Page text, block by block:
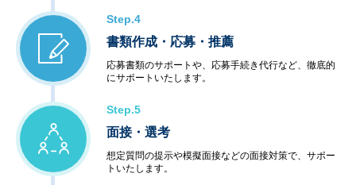
Step.4
書類作成・応募・推薦
応募書類のサポートや、応募手続き代行など、徹底的
にサポートいたします。
Step.5
面接・選考
想定質問の提示や模擬面接などの面接対策で、サポー
トいたします。